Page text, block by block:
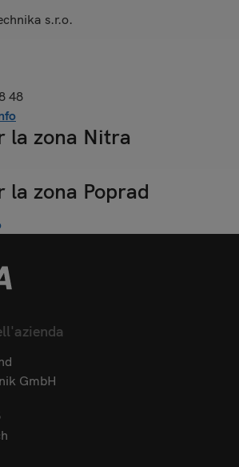
s.r.o.
48
la zona Nitra
la zona Poprad
GmbH